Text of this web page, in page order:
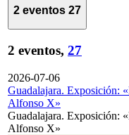
2 eventos 27
2 eventos, 27
2026-07-06
Guadalajara. Exposición:
Alfonso X»
Guadalajara. Exposición:
Alfonso X»